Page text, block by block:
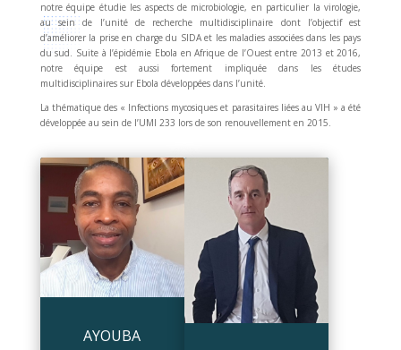
notre équipe étudie les aspects de microbiologie, en particulier la virologie,
au sein de l’unité de recherche multidisciplinaire dont l’objectif est
d’améliorer la prise en charge du SIDA et les maladies associées dans les pays
du sud. Suite à l’épidémie Ebola en Afrique de l’Ouest entre 2013 et 2016,
notre équipe est aussi fortement impliquée dans les études
multidisciplinaires sur Ebola développées dans l’unité.
La thématique des « Infections mycosiques et parasitaires liées au VIH » a été
développée au sein de l’UMI 233 lors de son renouvellement en 2015.
AYOUBA